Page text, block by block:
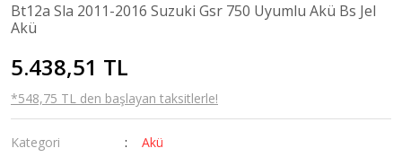
Bt12a Sla 2011-2016 Suzuki Gsr 750 Uyumlu Akü Bs Jel
Akü
5.438,51 TL
*548,75 TL den başlayan taksitlerle!
Kategori
Akü